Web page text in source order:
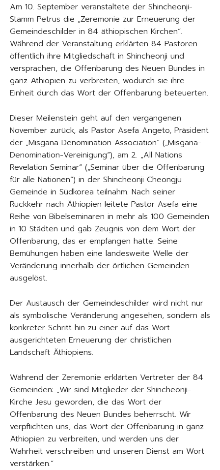
Am 10. September veranstaltete der Shincheonji-
Stamm Petrus die „Zeremonie zur Erneuerung der
Gemeindeschilder in 84 äthiopischen Kirchen“.
Während der Veranstaltung erklärten 84 Pastoren
öffentlich ihre Mitgliedschaft in Shincheonji und
versprachen, die Offenbarung des Neuen Bundes in
ganz Äthiopien zu verbreiten, wodurch sie ihre
Einheit durch das Wort der Offenbarung beteuerten.
Dieser Meilenstein geht auf den vergangenen
November zurück, als Pastor Asefa Angeto, Präsident
der „Misgana Denomination Association“ („Misgana-
Denomination-Vereinigung“), am 2. „All Nations
Revelation Seminar“ („Seminar über die Offenbarung
für alle Nationen“) in der Shincheonji Cheongju
Gemeinde in Südkorea teilnahm. Nach seiner
Rückkehr nach Äthiopien leitete Pastor Asefa eine
Reihe von Bibelseminaren in mehr als 100 Gemeinden
in 10 Städten und gab Zeugnis von dem Wort der
Offenbarung, das er empfangen hatte. Seine
Bemühungen haben eine landesweite Welle der
Veränderung innerhalb der örtlichen Gemeinden
ausgelöst.
Der Austausch der Gemeindeschilder wird nicht nur
als symbolische Veränderung angesehen, sondern als
konkreter Schritt hin zu einer auf das Wort
ausgerichteten Erneuerung der christlichen
Landschaft Äthiopiens.
Während der Zeremonie erklärten Vertreter der 84
Gemeinden: „Wir sind Mitglieder der Shincheonji-
Kirche Jesu geworden, die das Wort der
Offenbarung des Neuen Bundes beherrscht. Wir
verpflichten uns, das Wort der Offenbarung in ganz
Äthiopien zu verbreiten, und werden uns der
Wahrheit verschreiben und unseren Dienst am Wort
verstärken.“